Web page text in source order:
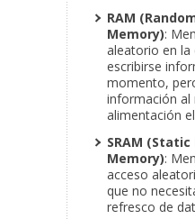
RAM
Memory):
aleatorio en la
escribirse
momento,
información al
alimentación
SRAM
Memory):
acceso
que no
refresco de